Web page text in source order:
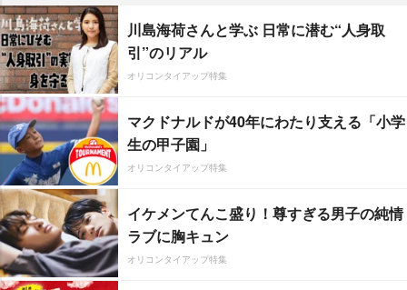
川島海荷さんと学ぶ 日常に潜む“人身取
引”のリアル
オリコンタイアップ特集
マクドナルドが40年にわたり支える「小学
生の甲子園」
オリコンタイアップ特集
イケメンてんこ盛り！尊すぎる男子の純情
ラブに胸キュン
オリコンタイアップ特集